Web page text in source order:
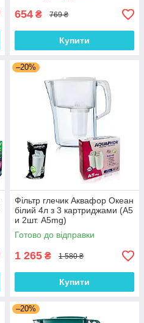
654 ₴ 769 ₴
Купити
–20%
Фільтр глечик Аквафор Океан
білий 4л з 3 картриджами (А5
и 2шт. А5mg)
Готово до відправки
1 265 ₴ 1 580 ₴
Купити
–20%